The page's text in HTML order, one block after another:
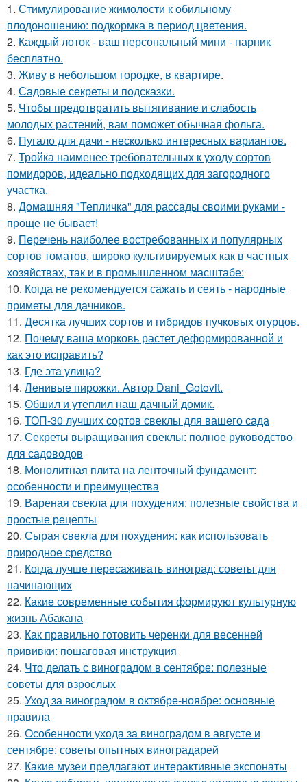
1. Стимулирование жимолости к обильному
плодоношению: подкормка в период цветения.
2. Каждый лоток - ваш персональный мини - парник
бесплатно.
3. Живу в небольшом городке, в квартире.
4. Садовые секреты и подсказки.
5. Чтобы предотвратить вытягивание и слабость
молодых растений, вам поможет обычная фольга.
6. Пугало для дачи - несколько интересных вариантов.
7. Тройка наименее требовательных к уходу сортов
помидоров, идеально подходящих для загородного
участка.
8. Домашняя "Тепличка" для рассады своими руками -
проще не бывает!
9. Перечень наиболее востребованных и популярных
сортов томатов, широко культивируемых как в частных
хозяйствах, так и в промышленном масштабе:
10. Когда не рекомендуется сажать и сеять - народные
приметы для дачников.
11. Десятка лучших сортов и гибридов пучковых огурцов.
12. Почему ваша морковь растет деформированной и
как это исправить?
13. Где этa улица?
14. Ленивые пирожки. Автор Dani_Gotovit.
15. Обшил и утеплил наш дачный домик.
16. ТОП-30 лучших сортов свеклы для вашего сада
17. Секреты выращивания свеклы: полное руководство
для садоводов
18. Монолитная плита на ленточный фундамент:
особенности и преимущества
19. Вареная свекла для похудения: полезные свойства и
простые рецепты
20. Сырая свекла для похудения: как использовать
природное средство
21. Когда лучше пересаживать виноград: советы для
начинающих
22. Какие современные события формируют культурную
жизнь Абакана
23. Как правильно готовить черенки для весенней
прививки: пошаговая инструкция
24. Что делать с виноградом в сентябре: полезные
советы для взрослых
25. Уход за виноградом в октябре-ноябре: основные
правила
26. Особенности ухода за виноградом в августе и
сентябре: советы опытных виноградарей
27. Какие музеи предлагают интерактивные экспонаты